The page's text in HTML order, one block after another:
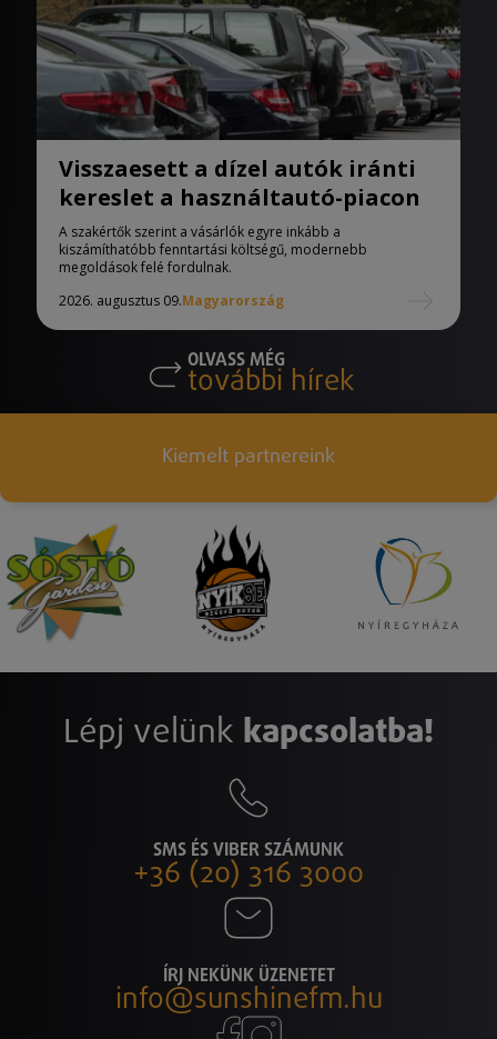
Visszaesett a dízel autók iránti
kereslet a használtautó-piacon
A szakértők szerint a vásárlók egyre inkább a
kiszámíthatóbb fenntartási költségű, modernebb
megoldások felé fordulnak.
2026. augusztus 09.Magyarország
OLVASS MÉG
további hírek
Kiemelt partnereink
Lépj velünk kapcsolatba!
SMS ÉS VIBER SZÁMUNK
+36 (20) 316 3000
ÍRJ NEKÜNK ÜZENETET
info@sunshinefm.hu